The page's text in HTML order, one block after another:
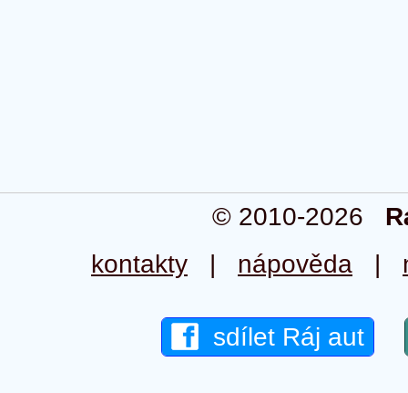
© 2010-2026
kontakty | nápověda |
sdílet Ráj aut